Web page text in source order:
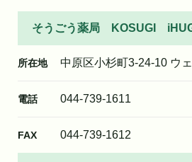
そうごう薬局 KOSUGI
所在地 中原区小杉町3-24-10 ウ
電話 044-739-1611
FAX 044-739-1612